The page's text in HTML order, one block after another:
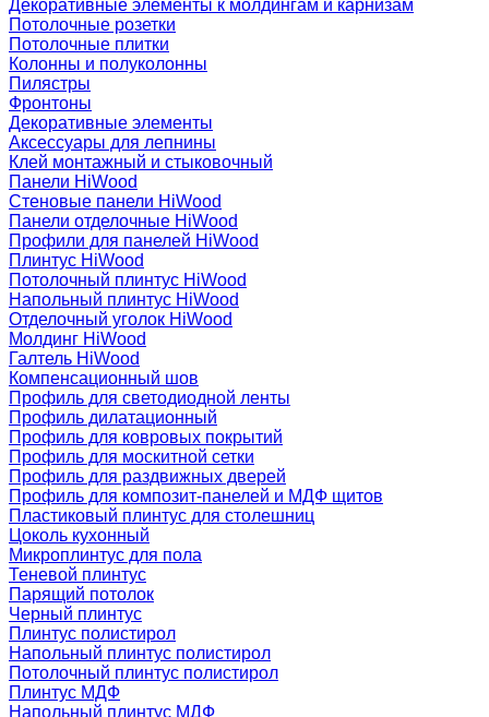
Декоративные элементы к молдингам и карнизам
Потолочные розетки
Потолочные плитки
Колонны и полуколонны
Пилястры
Фронтоны
Декоративные элементы
Аксессуары для лепнины
Клей монтажный и стыковочный
Панели HiWood
Стеновые панели HiWood
Панели отделочные HiWood
Профили для панелей HiWood
Плинтус HiWood
Потолочный плинтус HiWood
Напольный плинтус HiWood
Отделочный уголок HiWood
Молдинг HiWood
Галтель HiWood
Компенсационный шов
Профиль для светодиодной ленты
Профиль дилатационный
Профиль для ковровых покрытий
Профиль для москитной сетки
Профиль для раздвижных дверей
Профиль для композит-панелей и МДФ щитов
Пластиковый плинтус для столешниц
Цоколь кухонный
Микроплинтус для пола
Теневой плинтус
Парящий потолок
Черный плинтус
Плинтус полистирол
Напольный плинтус полистирол
Потолочный плинтус полистирол
Плинтус МДФ
Напольный плинтус МДФ